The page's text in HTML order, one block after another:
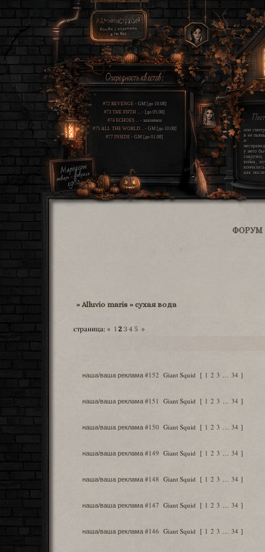
оон
в ее
и
у него
война,
как
свет
шрамы
всю
два
Очередность квестов:
#72 REVENGE - GM [до 10.08]
#73 THE FIFTH ... - [до 05.08]
#74 ECHOES ... - закончен
#75 ALL THE WORLD...- GM [до 10.08]
#77 INSIDE - GM [до 01.08]
ФОРУМ
»Alluvio maris »сухая вода
страница: « 1 2 3 4 5 »
наша/ваша реклама #152 Giant Squid [ 1 2 3 … 34 ]
наша/ваша реклама #151 Giant Squid [ 1 2 3 … 34 ]
наша/ваша реклама #150 Giant Squid [ 1 2 3 … 34 ]
наша/ваша реклама #149 Giant Squid [ 1 2 3 … 34 ]
наша/ваша реклама #148 Giant Squid [ 1 2 3 … 34 ]
наша/ваша реклама #147 Giant Squid [ 1 2 3 … 34 ]
наша/ваша реклама #146 Giant Squid [ 1 2 3 … 34 ]